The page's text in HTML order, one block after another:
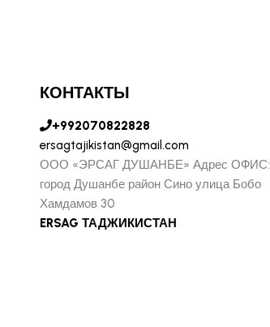
КОНТАКТЫ
+992070822828
ersagtajikistan@gmail.com
ООО «ЭРСАГ ДУШАНБЕ» Адрес ОФИС:
город Душанбе район Сино улица Бобо
Хамдамов 30
ERSAG ТАДЖИКИСТАН